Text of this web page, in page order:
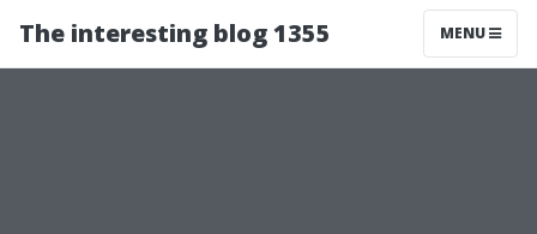
The interesting blog 1355 MENU